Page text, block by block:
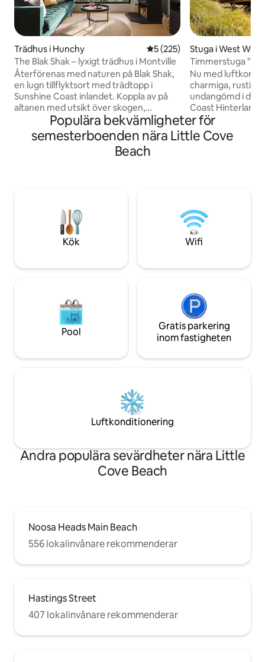
Trädhus i Hunchy 5 av 5 i genomsnittligt
5 (225)
The Blak Shak – lyxigt trädhus i Montville
Återförenas med naturen på Blak Shak,
en lugn tillflyktsort med trädtopp i
Sunshine Coast inlandet. Koppla av på
altanen med utsikt över skogen,
utforska närliggande stränder och
vattenfall eller njut av badet. Detta
omsorgsfullt utformade trädhus
inbjuder dig att varva ner och verkligen
Montvilles boutiquebutiker, kaféer och
kustutsikt, men du kommer att känna
dig som i en helt annan värld.
Stuga i West
Timmerstuga "Ty
Nu med
charmiga, rustika
undangömd i det
Coast Hinterland.
stuga, med
rustik inredning
bekvämligheter.
inlandet med
passerar genom
Montville.
Populära bekvämligheter för
semesterboenden nära Little Cove
Beach
Kök Wifi
Pool
Gratis parkering
inom fastigheten
Luftkonditionering
Andra populära sevärdheter nära Little
Cove Beach
Noosa Heads Main Beach
556 lokalinvånare rekommenderar
Hastings Street
407 lokalinvånare rekommenderar